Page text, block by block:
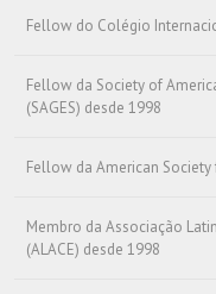
Fellow do Colégio
Fellow da Society of
(SAGES) desde 1998
Fellow da American Society
Membro da Associação
(ALACE) desde 1998